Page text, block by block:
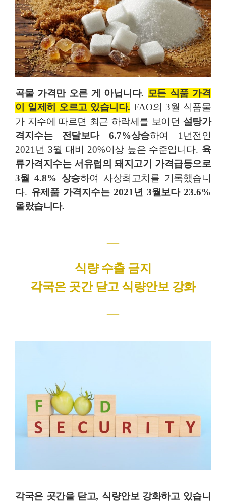
곡물 가격만 오른 게 아닙니다. 모든 식품 가격
이 일제히 오르고 있습니다. FAO의 3월 식품물
가 지수에 따르면 최근 하락세를 보이던 설탕가
격지수는 전달보다 6.7%상승하여 1년전인
2021년 3월 대비 20%이상 높은 수준입니다. 육
류가격지수는 서유럽의 돼지고기 가격급등으로
3월 4.8% 상승하여 사상최고치를 기록했습니
다. 유제품 가격지수는 2021년 3월보다23.6%
올랐습니다.
―
식량 수출 금지
각국은 곳간 닫고 식량안보 강화
―
각국은 곳간을 닫고, 식량안보 강화하고 있습니